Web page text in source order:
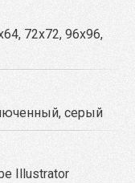
72x72, 96x96,
серый
Illustrator